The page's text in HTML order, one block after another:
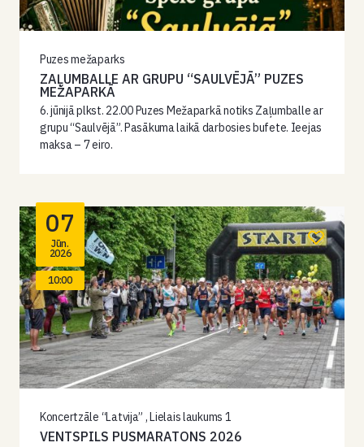
Puzes mežaparks
ZAĻUMBALLE AR GRUPU “SAULVĒJĀ” PUZES
MEŽAPARKĀ
6. jūnijā plkst. 22.00 Puzes Mežaparkā notiks Zaļumballe ar
grupu “Saulvējā”. Pasākuma laikā darbosies bufete. Ieejas
maksa – 7 eiro.
07
Jūn.
2026
10:00
Koncertzāle “Latvija” , Lielais laukums 1
VENTSPILS PUSMARATONS 2026